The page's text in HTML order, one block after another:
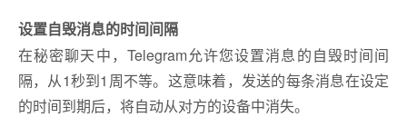
设置自毁消息的时间间隔
在秘密聊天中，Telegram允许您设置消息的自毁时间间
隔，从1秒到1周不等。这意味着，发送的每条消息在设定
的时间到期后，将自动从对方的设备中消失。